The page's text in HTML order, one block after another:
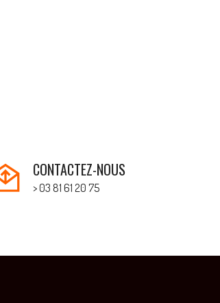
CONTACTEZ-NOUS
> 03 81 61 20 75